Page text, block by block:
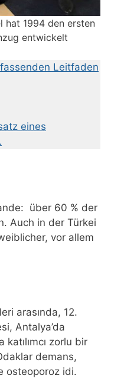
hat 1994 den ersten
entwickelt
Leitfaden
eines
über 60 % der
Auch in der Türkei
vor allem
​​arasında, 12.
Antalya’da
zorlu bir
demans,
osteoporoz idi.